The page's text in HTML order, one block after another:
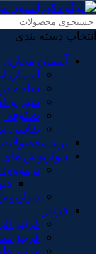
انتخاب دسته بندی
آسمان مجازی
آسمان
شاخه
شهر و
شکوفه
نقاشی
برند محصولات
دیوارپوش
ترمووود
قرنیز
قرنیز افرا
قرنیز
قرنیز